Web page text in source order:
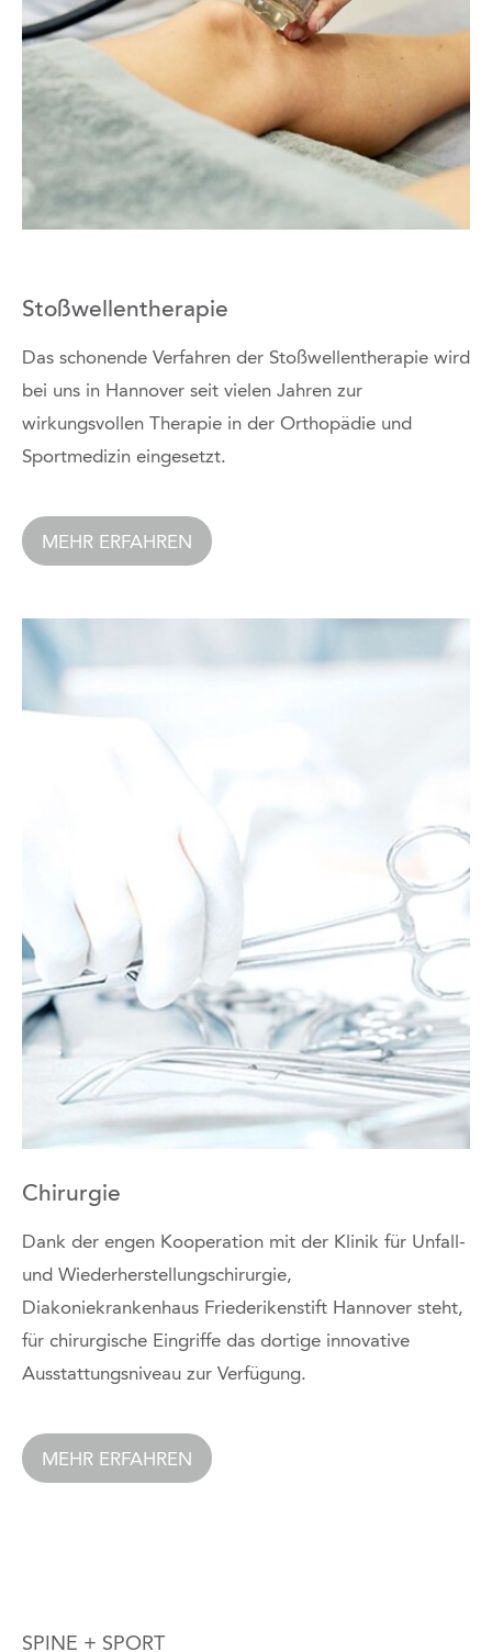
Stoßwellentherapie
Das schonende Verfahren der Stoßwellentherapie wird
bei uns in Hannover seit vielen Jahren zur
wirkungsvollen Therapie in der Orthopädie und
Sportmedizin eingesetzt.
MEHR ERFAHREN
Chirurgie
Dank der engen Kooperation mit der Klinik für Unfall-
und Wiederherstellungschirurgie,
Diakoniekrankenhaus Friederikenstift Hannover steht,
für chirurgische Eingriffe das dortige innovative
Ausstattungsniveau zur Verfügung.
MEHR ERFAHREN
SPINE + SPORT